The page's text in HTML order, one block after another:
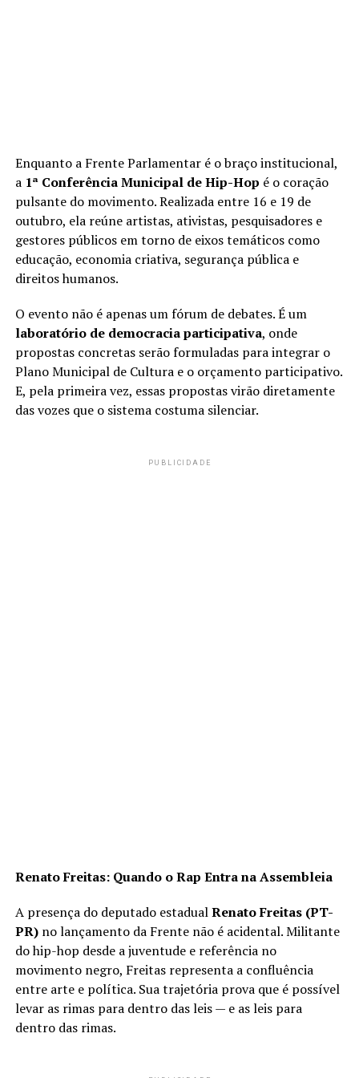
Enquanto a Frente Parlamentar é o braço institucional,
a 1ª Conferência Municipal de Hip-Hop é o coração
pulsante do movimento. Realizada entre 16 e 19 de
outubro, ela reúne artistas, ativistas, pesquisadores e
gestores públicos em torno de eixos temáticos como
educação, economia criativa, segurança pública e
direitos humanos.
O evento não é apenas um fórum de debates. É um
laboratório de democracia participativa, onde
propostas concretas serão formuladas para integrar o
Plano Municipal de Cultura e o orçamento participativo.
E, pela primeira vez, essas propostas virão diretamente
das vozes que o sistema costuma silenciar.
PUBLICIDADE
Renato Freitas: Quando o Rap Entra na Assembleia
A presença do deputado estadualRenato Freitas (PT-
PR)no lançamento da Frente não é acidental. Militante
do hip-hop desde a juventude e referência no
movimento negro, Freitas representa a confluência
entre arte e política. Sua trajetória prova que é possível
levar as rimas para dentro das leis — e as leis para
dentro das rimas.